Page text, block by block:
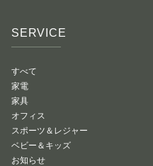
SERVICE
すべて
家電
家具
オフィス
スポーツ＆レジャー
ベビー＆キッズ
お知らせ